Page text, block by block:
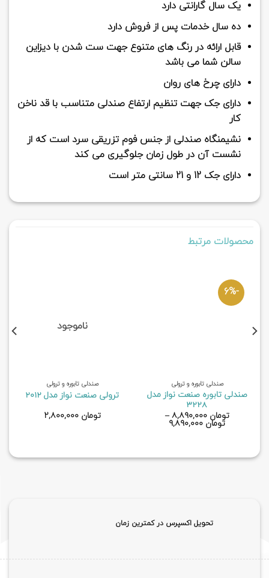
یک سال گارانتی دارد
ده سال خدمات پس از فروش دارد
قابل ارائه در رنگ های متنوع جهت ست شدن با دیزاین
سالن شما می باشد
دارای چرخ های روان
دارای جک جهت تنظیم ارتفاع صندلی متناسب با قد ناخن
کار
نشیمنگاه صندلی از جنس فوم تزریقی سرد است که از
نشست آن در طول زمان جلوگیری می کند
دارای جک 12 و 21 سانتی متر است
محصولات مرتبط
-6%
صندلی تابوره و ترولی
صندلی تابوره صنعت نواز مدل
3228
تومان ۸,۸۹۰,۰۰۰ –
تومان
ناموجود
صندلی تابوره و ترولی
ترولی صنعت نواز مدل 2012
تومان ۲,۸۰۰,۰۰۰
تحویل اکسپرس در کمترین زمان